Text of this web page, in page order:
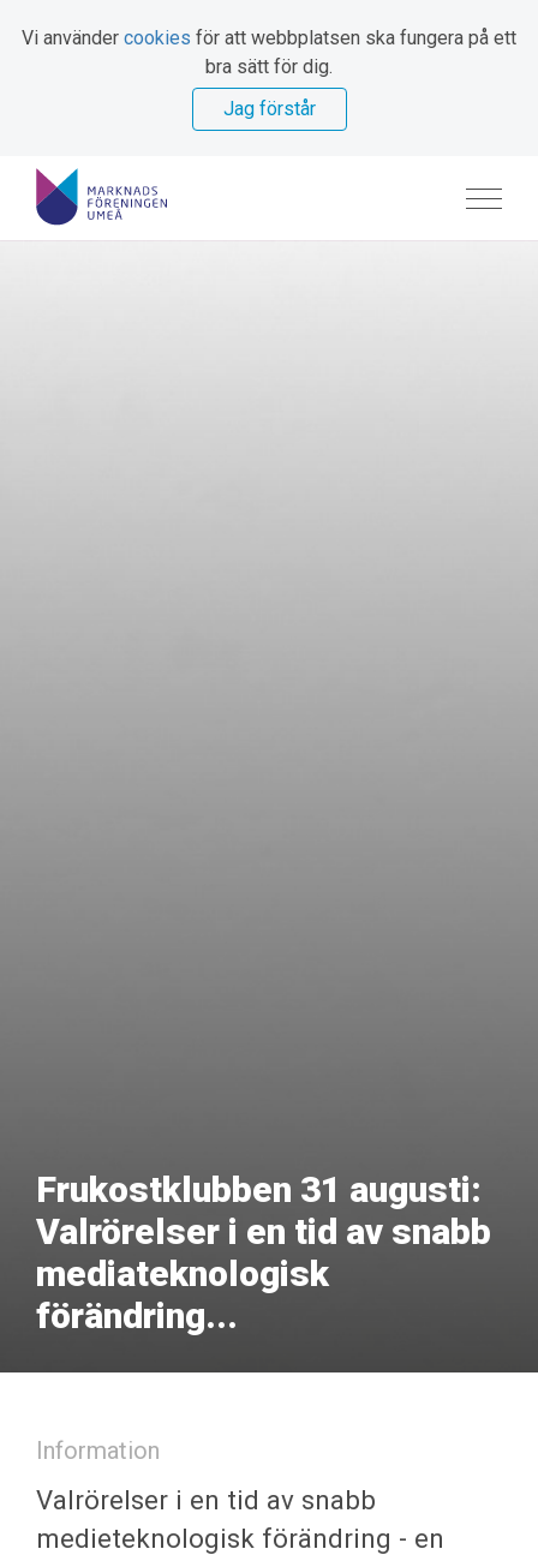
Vi använder cookies för att webbplatsen ska fungera på ett
bra sätt för dig.
Jag förstår
Frukostklubben 31 augusti:
Valrörelser i en tid av snabb
mediateknologisk
förändring...
Information
Valrörelser i en tid av snabb
medieteknologisk förändring - en